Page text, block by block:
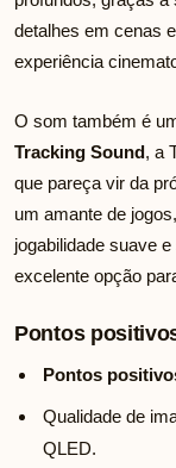
detalhes em cenas
experiência
O som também é
Tracking Sound, a
que pareça vir da
um amante de
jogabilidade suave
excelente opção
Pontos
Pontos
Qualidade de
QLED.